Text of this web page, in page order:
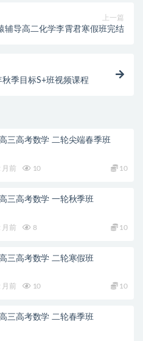
上一篇
辅导高二化学李霄君寒假班完结
季目标S+班视频课程
三高考数学 二轮尖端春季班
月前 10 10
三高考数学 一轮秋季班
月前 8 10
三高考数学 二轮寒假班
月前 10 10
三高考数学 二轮春季班